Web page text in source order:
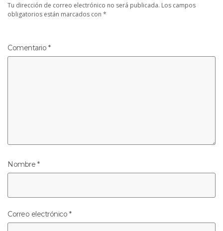
Tu dirección de correo electrónico no será publicada. Los campos
obligatorios están marcados con *
Comentario *
Nombre *
Correo electrónico *